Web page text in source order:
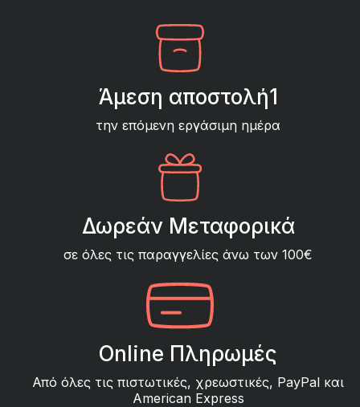
Άμεση αποστολή1
την επόμενη εργάσιμη ημέρα
Δωρεάν Μεταφορικά
σε όλες τις παραγγελίες άνω των 100€
Online Πληρωμές
Από όλες τις πιστωτικές, χρεωστικές, PayPal και
American Express